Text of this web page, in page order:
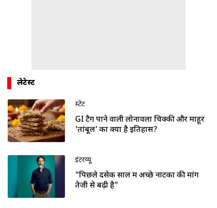
लेटेस्ट
स्टेट
GI टैग पाने वाली लोनावला चिक्की और माहूर
'तांबूल' का क्या है इतिहास?
इंटरव्यू
"पिछले दसेक साल में अच्छे नाटकों की मांग
तेजी से बढ़ी है"